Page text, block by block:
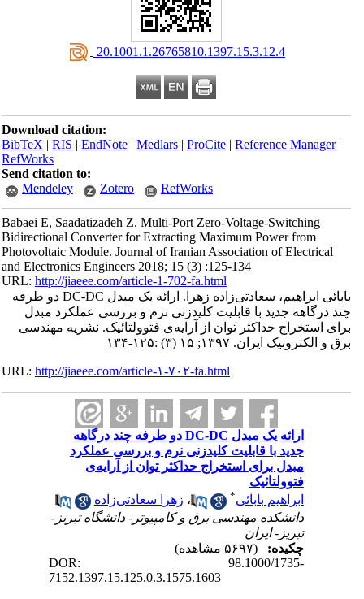
‎ 20.1001.1.26765810.1397.15.3.12.4
Download citation:
BibTeX|RIS|EndNote|Medlars|ProCite|Reference Manager
RefWorks
Send citation to:
Mendeley
Zotero RefWorks
Babaei E, Saadatizadeh Z. Multi-Port Zero-Voltage-Switching
Bidirectional Converter for Extracting Maximum Power from
Photovoltaic Module. Journal of Iranian Association of Electrical
and Electronics Engineers 2018; 15 (3) :125-134
URL:http://jiaeee.com/article-1-702-fa.html
بابائی ابراهیم، سعادتی‌زاده زهرا. ارائه یک مبدل DC-DC دو طرفه
چند درگاهه جدید با قابلیت کلیدزنی نرم و بررسی عملکرد مبدل
برای استخراج حداکثر توان از آرایه‌ی فتوولتائیک. نشریه مهندسی
برق و الکترونیک ایران. ۱۳۹۷; ۱۵ (۳) :۱۲۵-۱۳۴
URL:http://jiaeee.com/article-۱-۷۰۲-fa.html
ارائه یک مبدل DC-DC دو طرفه چند درگاهه
جدید با قابلیت کلیدزنی نرم و بررسی عملکرد
مبدل برای استخراج حداکثر توان از آرایه‌ی
فتوولتائیک
ابراهیم بابائی
،زهرا سعادتی‌زاده
دانشکده مهندسی برق و کامپیوتر- دانشگاه تبریز-
تبریز- ایران
چکیده:
DOR: 98.1000/1735-
7152.1397.15.125.0.3.1575.1603